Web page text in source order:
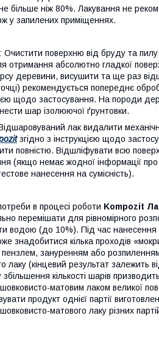
не більше ніж 80%. Лакування не
у запилених приміщеннях.
Очистити поверхню від бруду та
абсолютно гладкої
деревини, висушити та ще раз
рекомендується попереднє
щодо застосування. На породи
шар ізолюючої ґрунтовки.
лак видалити
згідно з інструкцією щодо
повністю. Відшліфувати всю
(якщо немає жодної інформації про
нанесення на сумісність).
в процесі роботи Kompozit
перемішати для рівномірного
водою (до 10%). Під час нанесення
знадобитися кілька проходів
зануренням або
лаку (кінцевий результат залежить
кількості шарів
матовим лаком великої
продукт однієї партії
матового лаку різних